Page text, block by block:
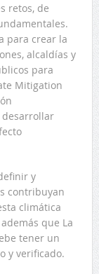
retos, de
para crear la
alcaldías y
para
Mitigation
desarrollar
y
contribuyan
climática
que La
tener un
y verificado.